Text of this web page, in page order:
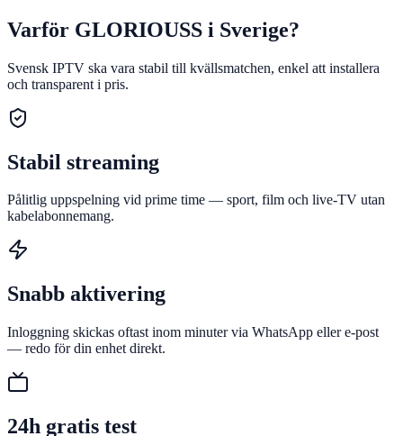
Varför GLORIOUSS i Sverige?
Svensk IPTV ska vara stabil till kvällsmatchen, enkel att installera
och transparent i pris.
Stabil streaming
Pålitlig uppspelning vid prime time — sport, film och live-TV utan
kabelabonnemang.
Snabb aktivering
Inloggning skickas oftast inom minuter via WhatsApp eller e-post
— redo för din enhet direkt.
24h gratis test